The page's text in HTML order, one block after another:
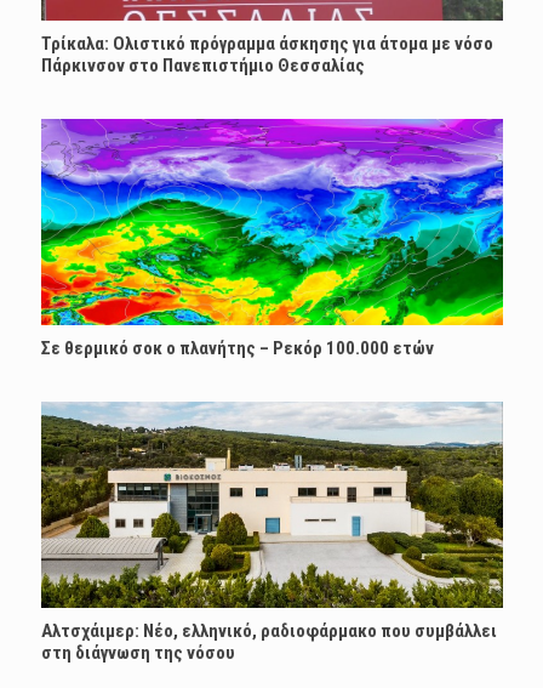
Τρίκαλα: Ολιστικό πρόγραμμα άσκησης για άτομα με νόσο
Πάρκινσον στο Πανεπιστήμιο Θεσσαλίας
Σε θερμικό σοκ ο πλανήτης – Ρεκόρ 100.000 ετών
Αλτσχάιμερ: Nέο, ελληνικό, ραδιοφάρμακο που συμβάλλει
στη διάγνωση της νόσου